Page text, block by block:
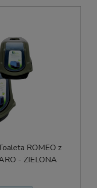
ROMEO z
- ZIELONA